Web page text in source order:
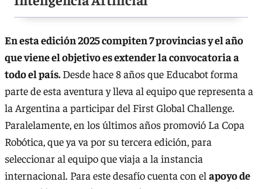
En esta edición 2025 compiten 7 provincias y el año
que viene el objetivo es extender la convocatoria a
todo el país.Desde hace 8 años que Educabot forma
parte de esta aventura y lleva al equipo que representa a
la Argentina a participar del First Global Challenge.
Paralelamente, en los últimos años promovió La Copa
Robótica, que ya va por su tercera edición, para
seleccionar al equipo que viaja a la instancia
internacional. Para este desafío cuenta con el apoyo de